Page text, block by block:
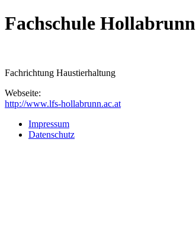
Fachschule Hollabrunn
Fachrichtung Haustierhaltung
Webseite:
http://www.lfs-hollabrunn.ac.at
Impressum
Datenschutz